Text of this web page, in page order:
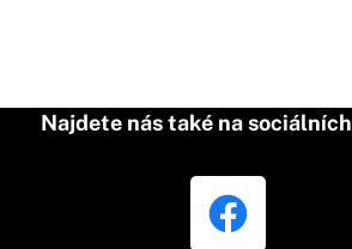
Najdete nás také na